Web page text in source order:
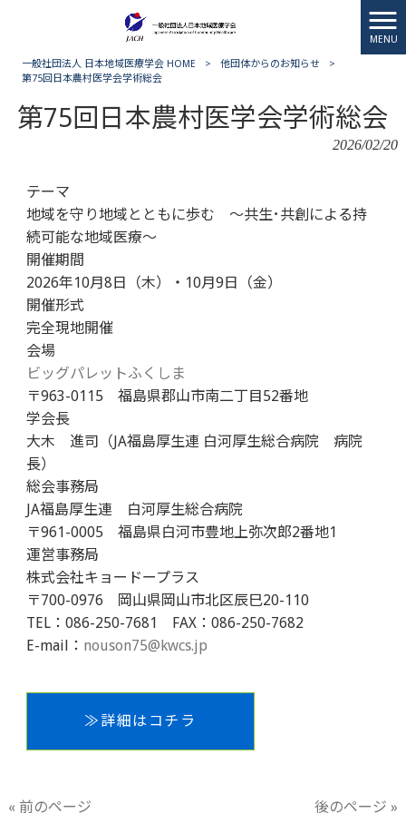
MENU
一般社団法人 日本地域医療学会 HOME > 他団体からのお知らせ
>
第75回日本農村医学会学術総会
第75回日本農村医学会学術総会
2026/02/20
テーマ
地域を守り地域とともに歩む ～共生･共創による持
続可能な地域医療～
開催期間
2026年10月8日（木）・10月9日（金）
開催形式
完全現地開催
会場
ビッグパレットふくしま
〒963-0115 福島県郡山市南二丁目52番地
学会長
大木 進司（JA福島厚生連 白河厚生総合病院 病院
長）
総会事務局
JA福島厚生連 白河厚生総合病院
〒961-0005 福島県白河市豊地上弥次郎2番地1
運営事務局
株式会社キョードープラス
〒700-0976 岡山県岡山市北区辰巳20-110
TEL：086-250-7681 FAX：086-250-7682
E-mail： nouson75@kwcs.jp
≫詳細はコチラ
« 前のページ 後のページ »